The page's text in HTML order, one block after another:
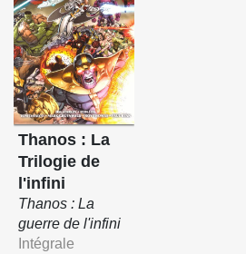
Thanos : La
Trilogie de
l'infini
Thanos : La
guerre de l'infini
Intégrale